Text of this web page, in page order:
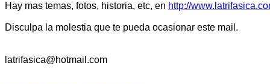
Hay mas temas, fotos, historia, etc, en http://
Disculpa la molestia que te pueda ocasionar este mail.
latrifasica@hotmail.com